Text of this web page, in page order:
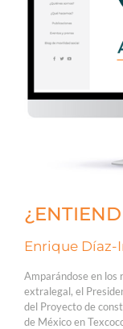
Enrique Díaz-
Amparándose en los
extralegal, el
del Proyecto de
de México en